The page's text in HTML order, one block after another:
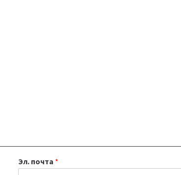
Эл. почта *